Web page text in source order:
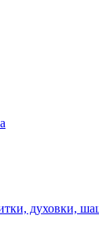
духовки,